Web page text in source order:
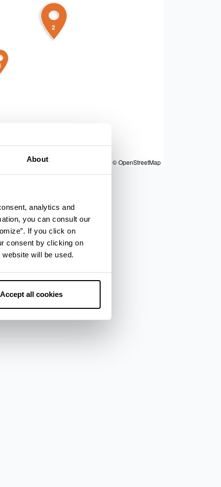
About
analytics and
you can consult our
If you click on
consent by clicking on
will be used.
Accept all cookies
2
Powered byGeoapify © OpenStreetMap